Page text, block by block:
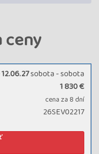
ceny
sobota - sobota
26SEV02217
1 830 €
cena za 8 dní